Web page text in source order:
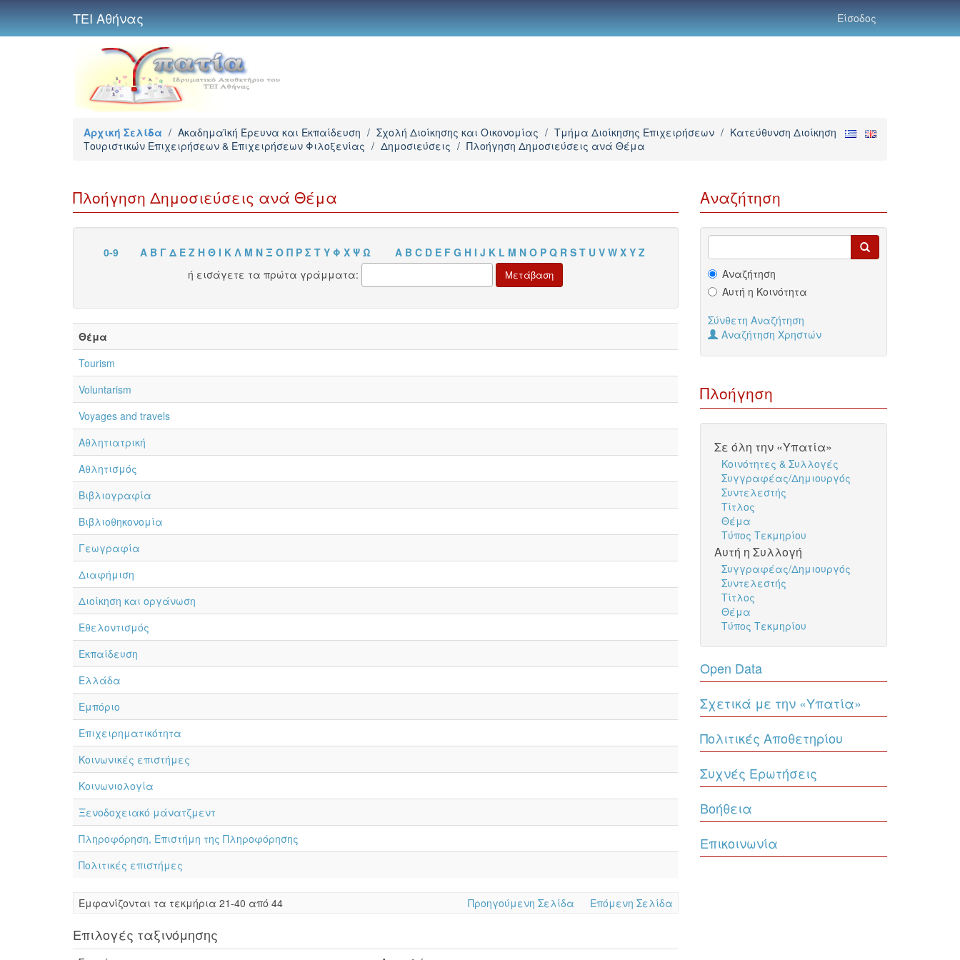
ΤΕΙ Αθήνας Είσοδος
Αρχική Σελίδα / Ακαδημαϊκή Έρευνα και Εκπαίδευση / Σχολή Διοίκησης και Οικονομίας / Τμήμα Διοίκησης Επιχειρήσεων / Κατεύθυνση Διοίκηση
Τουριστικών Επιχειρήσεων & Επιχειρήσεων Φιλοξενίας / Δημοσιεύσεις / Πλοήγηση Δημοσιεύσεις ανά Θέμα
Πλοήγηση Δημοσιεύσεις ανά Θέμα
0-9 Α Β Γ Δ Ε Ζ Η Θ Ι Κ Λ Μ Ν Ξ Ο Π Ρ Σ Τ Υ Φ Χ Ψ Ω A B C D E F G H I J K L M N O P Q R S T U V W X Y Z
ή εισάγετε τα πρώτα γράμματα:
Θέμα
Tourism
Voluntarism
Voyages and travels
Αθλητιατρική
Αθλητισμός
Βιβλιογραφία
Βιβλιοθηκονομία
Γεωγραφία
Διαφήμιση
Διοίκηση και οργάνωση
Εθελοντισμός
Εκπαίδευση
Ελλάδα
Εμπόριο
Επιχειρηματικότητα
Κοινωνικές επιστήμες
Κοινωνιολογία
Ξενοδοχειακό μάνατζμεντ
Πληροφόρηση, Επιστήμη της Πληροφόρησης
Πολιτικές επιστήμες
Eμφανίζονται τα τεκμήρια 21-40 από 44 Προηγούμενη Σελίδα Επόμενη Σελίδα
Επιλογές ταξινόμησης
Αναζήτηση
Αναζήτηση
Αυτή η Κοινότητα
Σύνθετη Αναζήτηση
Αναζήτηση Χρηστών
Πλοήγηση
Σε όλη την «Υπατία»
Κοινότητες & Συλλογές
Συγγραφέας/Δημιουργός
Συντελεστής
Τίτλος
Θέμα
Τύπος Τεκμηρίου
Αυτή η Συλλογή
Συγγραφέας/Δημιουργός
Συντελεστής
Τίτλος
Θέμα
Τύπος Τεκμηρίου
Open Data
Σχετικά με την «Υπατία»
Πολιτικές Αποθετηρίου
Συχνές Ερωτήσεις
Βοήθεια
Επικοινωνία